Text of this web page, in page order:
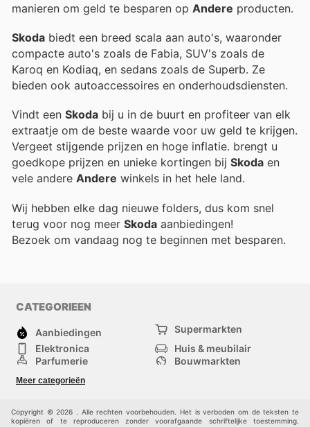
manieren om geld te besparen op Andere producten.
Skoda biedt een breed scala aan auto's, waaronder
compacte auto's zoals de Fabia, SUV's zoals de
Karoq en Kodiaq, en sedans zoals de Superb. Ze
bieden ook autoaccessoires en onderhoudsdiensten.
Vindt een Skoda bij u in de buurt en profiteer van elk
extraatje om de beste waarde voor uw geld te krijgen.
Vergeet stijgende prijzen en hoge inflatie. brengt u
goedkope prijzen en unieke kortingen bij Skoda en
vele andere Andere winkels in het hele land.
Wij hebben elke dag nieuwe folders, dus kom snel
terug voor nog meer Skoda aanbiedingen!
Bezoek om vandaag nog te beginnen met besparen.
CATEGORIEEN
Aanbiedingen
Supermarkten
Elektronica
Huis & meubilair
Parfumerie
Bouwmarkten
Kinderen
Meer categorieën
Copyright © 2026 . Alle rechten voorbehouden. Het is verboden om de teksten te
kopiëren of te reproduceren zonder voorafgaande schriftelijke toestemming.